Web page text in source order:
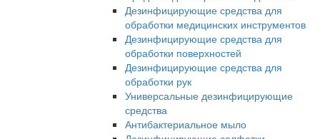
Дезинфицирующие средства для
обработки медицинских инструментов
Дезинфицирующие средства для
обработки поверхностей
Дезинфицирующие средства для
обработки рук
Универсальные дезинфицирующие
средства
Антибактериальное мыло